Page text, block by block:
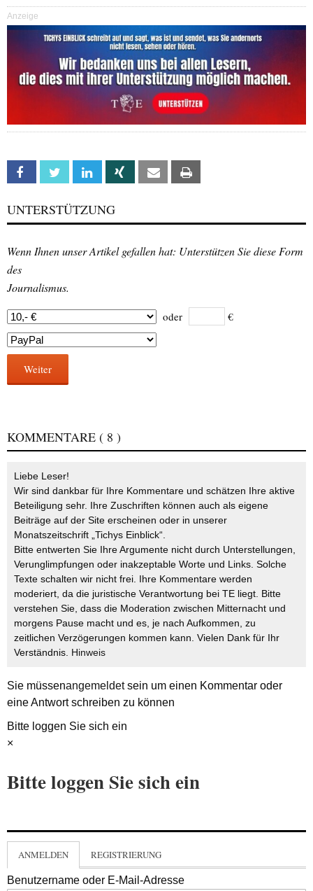
Anzeige
Facebook Twitter Linkedin Xing Email
UNTERSTÜTZUNG
Wenn Ihnen unser Artikel gefallen hat: Unterstützen Sie diese Form
des
Journalismus.
oder €
Weiter
KOMMENTARE ( 8 )
Liebe Leser!
Wir sind dankbar für Ihre Kommentare und schätzen Ihre aktive
Beteiligung sehr. Ihre Zuschriften können auch als eigene
Beiträge auf der Site erscheinen oder in unserer
Monatszeitschrift „Tichys Einblick“.
Bitte entwerten Sie Ihre Argumente nicht durch Unterstellungen,
Verunglimpfungen oder inakzeptable Worte und Links. Solche
Texte schalten wir nicht frei. Ihre Kommentare werden
moderiert, da die juristische Verantwortung bei TE liegt. Bitte
verstehen Sie, dass die Moderation zwischen Mitternacht und
morgens Pause macht und es, je nach Aufkommen, zu
zeitlichen Verzögerungen kommen kann. Vielen Dank für Ihr
Verständnis. Hinweis
Sie müssenangemeldetsein um einen Kommentar oder
eine Antwort schreiben zu können
Bitte loggen Sie sich ein
×
Bitte loggen Sie sich ein
ANMELDEN REGISTRIERUNG
Benutzername oder E-Mail-Adresse